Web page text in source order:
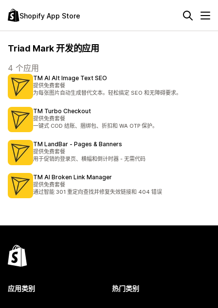
Shopify App Store
Triad Mark 开发的应用
4 个应用
TM AI Alt Image Text SEO
提供免费套餐
为每张图片自动生成替代文本。轻松搞定 SEO 和无障碍要求。
TM Turbo Checkout
提供免费套餐
一键式 COD 结账、捆绑包、折扣和 WA OTP 保护。
TM LandBar ‑ Pages & Banners
提供免费套餐
用于促销的登录页、横幅和倒计时器 - 无需代码
TM AI Broken Link Manager
提供免费套餐
通过智能 301 重定向查找并修复失效链接和 404 错误
应用类别 热门类别